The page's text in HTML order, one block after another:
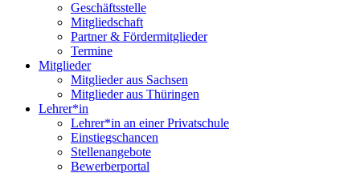
Geschäftsstelle
Mitgliedschaft
Partner & Fördermitglieder
Termine
Mitglieder
Mitglieder aus Sachsen
Mitglieder aus Thüringen
Lehrer*in
Lehrer*in an einer Privatschule
Einstiegschancen
Stellenangebote
Bewerberportal